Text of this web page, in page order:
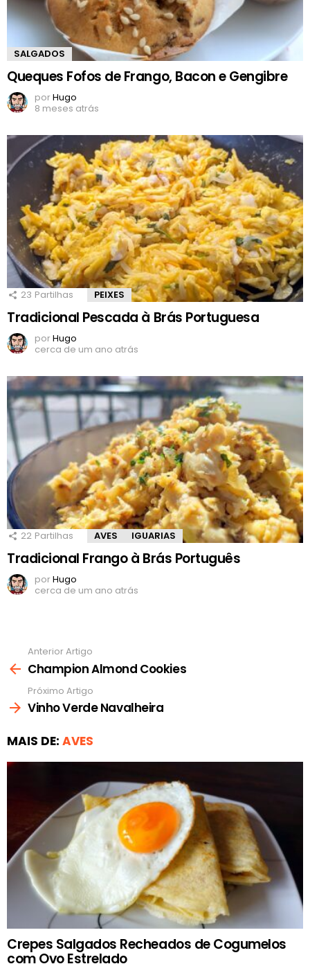
SALGADOS
Queques Fofos de Frango, Bacon e Gengibre
porHugo
8 meses atrás
23 Partilhas PEIXES
Tradicional Pescada à Brás Portuguesa
porHugo
cerca de um ano atrás
22 Partilhas AVES IGUARIAS
Tradicional Frango à Brás Português
porHugo
cerca de um ano atrás
mais
Anterior Artigo
Champion Almond Cookies
Próximo Artigo
Vinho Verde Navalheira
MAIS DE: AVES
Crepes Salgados Recheados de Cogumelos
com Ovo Estrelado